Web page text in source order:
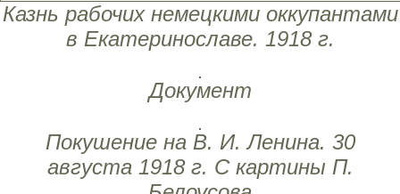
Казнь рабочих немецкими оккупантами
в Екатеринославе. 1918 г.
Документ
Покушение на В. И. Ленина. 30
августа 1918 г. С картины П.